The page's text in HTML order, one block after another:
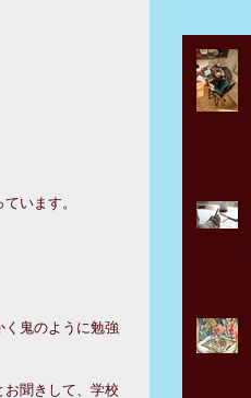
います。
鬼のように勉強
聞きして、学校